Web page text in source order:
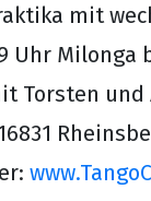
mit
Uhr Milonga
Torsten